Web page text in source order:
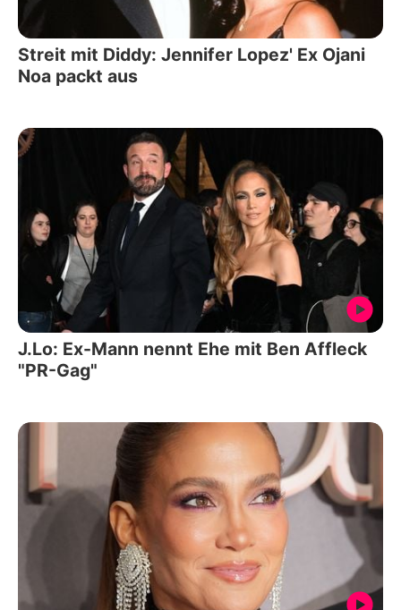
Streit mit Diddy: Jennifer Lopez' Ex Ojani
Noa packt aus
J.Lo: Ex-Mann nennt Ehe mit Ben Affleck
"PR-Gag"